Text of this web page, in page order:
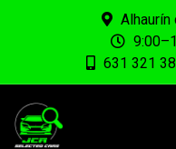
Alhaurín
631 321